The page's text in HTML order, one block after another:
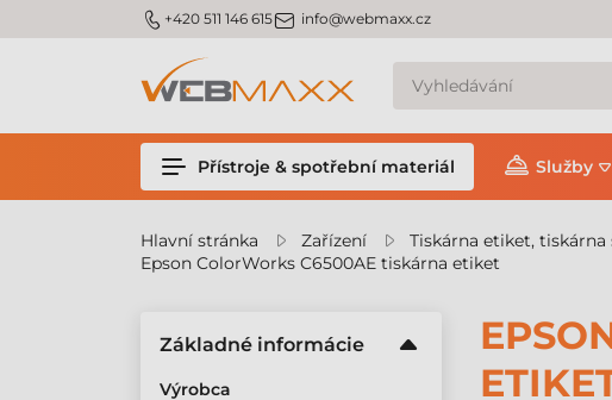
m_phone +420 511 146 615m_email info@webmaxx.cz
Přístroje & spotřební materiál Služby
Hlavní stránka Zařízení Tiskárna etiket,
Epson ColorWorks C6500AE tiskárna etiket
Základné informácie
Výrobca